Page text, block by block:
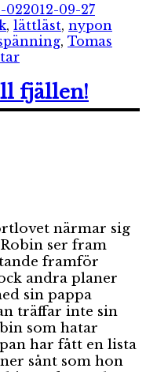
022012-09-27
, lättläst, nypon
, Tomas
till
väg
till
fjällen!
närmar sig
ser fram
framför
andra planer
sin pappa
träffar inte sin
som hatar
har fått en lista
sånt som hon